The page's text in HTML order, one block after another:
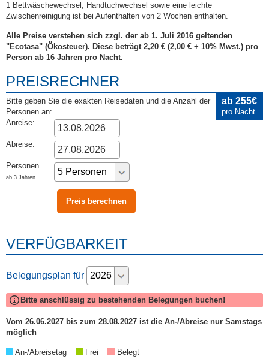
1 Bettwäschewechsel, Handtuchwechsel sowie eine leichte
Zwischenreinigung ist bei Aufenthalten von 2 Wochen enthalten.
Alle Preise verstehen sich zzgl. der ab 1. Juli 2016 geltenden
"Ecotasa" (Ökosteuer). Diese beträgt 2,20 € (2,00 € + 10% Mwst.) pro
Person ab 16 Jahren pro Nacht.
ab 255€
pro Nacht
PREISRECHNER
Bitte geben Sie die exakten Reisedaten und die Anzahl der
Personen an:
Anreise:
Abreise:
Personen
ab 3 Jahren
VERFÜGBARKEIT
Belegungsplan für
Bitte anschlüssig zu bestehenden Belegungen buchen!
Vom 26.06.2027 bis zum 28.08.2027 ist die An-/Abreise nur Samstags
möglich
An-/Abreisetag Frei Belegt